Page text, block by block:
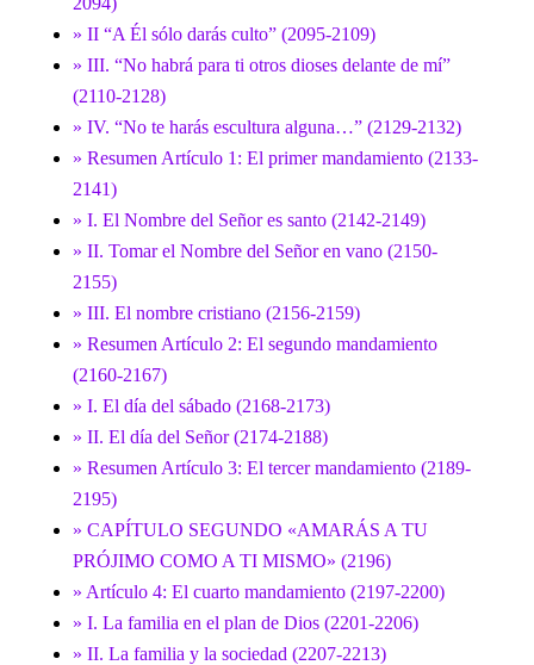
» II “A Él sólo darás culto” (2095-2109)
» III. “No habrá para ti otros dioses delante de mí”
(2110-2128)
» IV. “No te harás escultura alguna…” (2129-2132)
» Resumen Artículo 1: El primer mandamiento (2133-
2141)
» I. El Nombre del Señor es santo (2142-2149)
» II. Tomar el Nombre del Señor en vano (2150-
2155)
» III. El nombre cristiano (2156-2159)
» Resumen Artículo 2: El segundo mandamiento
(2160-2167)
» I. El día del sábado (2168-2173)
» II. El día del Señor (2174-2188)
» Resumen Artículo 3: El tercer mandamiento (2189-
2195)
» CAPÍTULO SEGUNDO «AMARÁS A TU
PRÓJIMO COMO A TI MISMO» (2196)
» Artículo 4: El cuarto mandamiento (2197-2200)
» I. La familia en el plan de Dios (2201-2206)
» II. La familia y la sociedad (2207-2213)